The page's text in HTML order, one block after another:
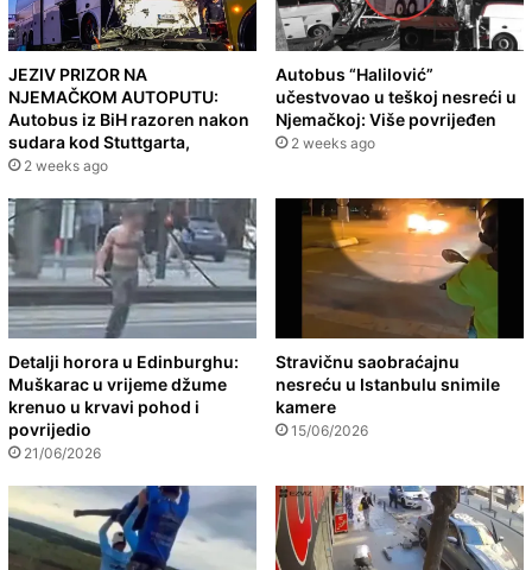
JEZIV PRIZOR NA
NJEMAČKOM AUTOPUTU:
Autobus iz BiH razoren nakon
sudara kod Stuttgarta,
2 weeks ago
Autobus “Halilović”
učestvovao u teškoj nesreći u
Njemačkoj: Više povrijeđen
2 weeks ago
Detalji horora u Edinburghu:
Muškarac u vrijeme džume
krenuo u krvavi pohod i
povrijedio
21/06/2026
Stravičnu saobraćajnu
nesreću u Istanbulu snimile
kamere
15/06/2026